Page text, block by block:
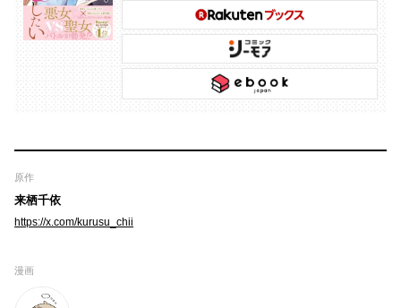
原作
来栖千依
https://x.com/kurusu_chii
漫画